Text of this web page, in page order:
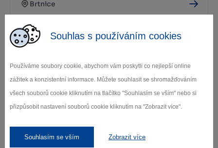
Souhlas s používáním cookies
Používáme soubory cookie, abychom vám poskytli co nejlepší online
zážitek a konzistentní informace. Můžete souhlasit se shromažďováním
všech souborů cookie kliknutím na tlačítko "Souhlasím se vším" nebo si
přizpůsobit nastavení souborů cookie kliknutím na "Zobrazit více".
Souhlasím se vším Zobrazit více
Brtnice
Zámek ve Žďáru nad Sázavou
Žďár nad Sázavou